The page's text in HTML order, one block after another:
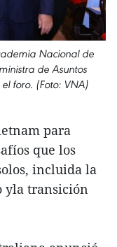
Nacional de
de Asuntos
foro. (Foto: VNA)
para
que los
incluida la
yla transición